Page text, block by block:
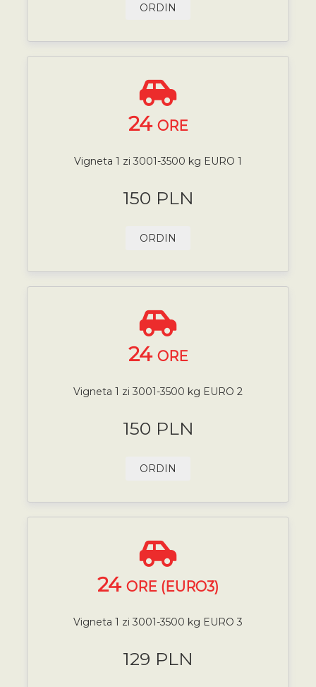
ORDIN
24 ORE
Vigneta 1 zi 3001-3500 kg EURO 1
150 PLN
ORDIN
24 ORE
Vigneta 1 zi 3001-3500 kg EURO 2
150 PLN
ORDIN
24 ORE (EURO3)
Vigneta 1 zi 3001-3500 kg EURO 3
129 PLN